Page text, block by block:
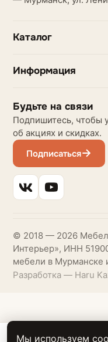
Каталог
Информация
Будьте на связи
Подпишитесь, чтобы
об акциях и скидках.
Подписаться
© 2018 — 2026
Интерьер», ИНН
мебели в Мурманске
Разработка — Haru
Мы используем